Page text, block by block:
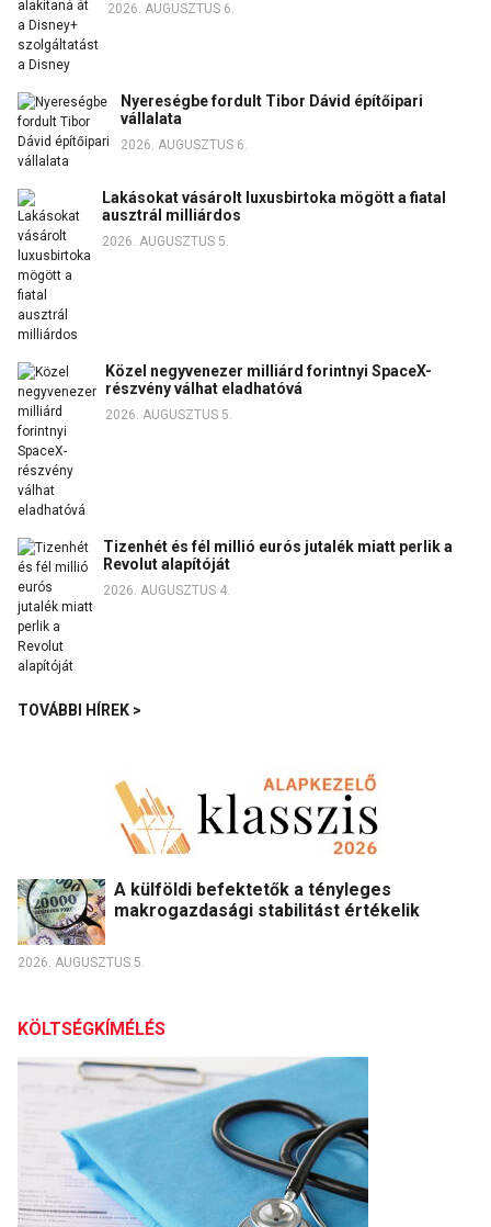
2026. AUGUSZTUS 6.
Nyereségbe fordult Tibor Dávid építőipari
vállalata
2026. AUGUSZTUS 6.
Lakásokat vásárolt luxusbirtoka mögött a fiatal
ausztrál milliárdos
2026. AUGUSZTUS 5.
Közel negyvenezer milliárd forintnyi SpaceX-
részvény válhat eladhatóvá
2026. AUGUSZTUS 5.
Tizenhét és fél millió eurós jutalék miatt perlik a
Revolut alapítóját
2026. AUGUSZTUS 4.
TOVÁBBI HÍREK >
A külföldi befektetők a tényleges
makrogazdasági stabilitást értékelik
2026. AUGUSZTUS 5.
KÖLTSÉGKÍMÉLÉS